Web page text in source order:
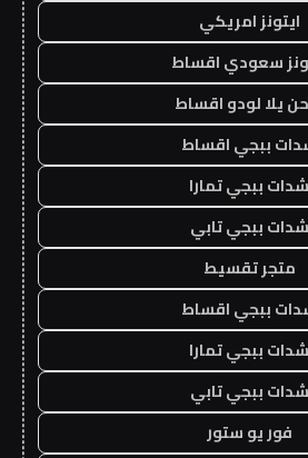
ايتونز امريكي
سعودي اقساط
يلا لودو اقساط
ببجي اقساط
شدات ببجي تمارا
شدات ببجي تابي
متجر تقسيط
ببجي اقساط
شدات ببجي تمارا
شدات ببجي تابي
فور يو ستور